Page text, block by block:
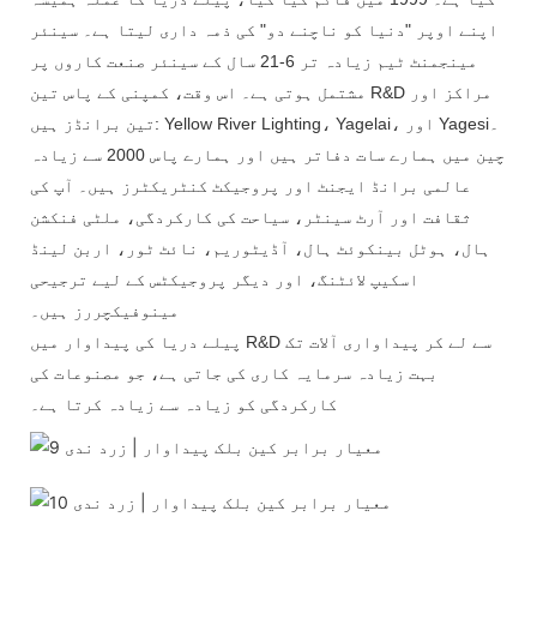
اپنے اوپر "دنیا کو ناچنے دو" کی ذمہ داری لیتا ہے۔ سینئر
مینجمنٹ ٹیم زیادہ تر 6-21 سال کے سینئر صنعت کاروں پر
مشتمل ہوتی ہے۔ اس وقت، کمپنی کے پاس تین R&D مراکز اور
تین برانڈز ہیں: Yellow River Lighting، Yagelai، اور Yagesi۔
چین میں ہمارے سات دفاتر ہیں اور ہمارے پاس 2000 سے زیادہ
عالمی برانڈ ایجنٹ اور پروجیکٹ کنٹریکٹرز ہیں۔ آپ کی
ثقافت اور آرٹ سینٹر، سیاحت کی کارکردگی، ملٹی فنکشن
ہال، ہوٹل بینکوئٹ ہال، آڈیٹوریم، نائٹ ٹور، اربن لینڈ
اسکیپ لائٹنگ، اور دیگر پروجیکٹس کے لیے ترجیحی
مینوفیکچررز ہیں۔
پیلے دریا کی پیداوار میں R&D سے لے کر پیداواری آلات تک
بہت زیادہ سرمایہ کاری کی جاتی ہے، جو مصنوعات کی
کارکردگی کو زیادہ سے زیادہ کرتا ہے۔